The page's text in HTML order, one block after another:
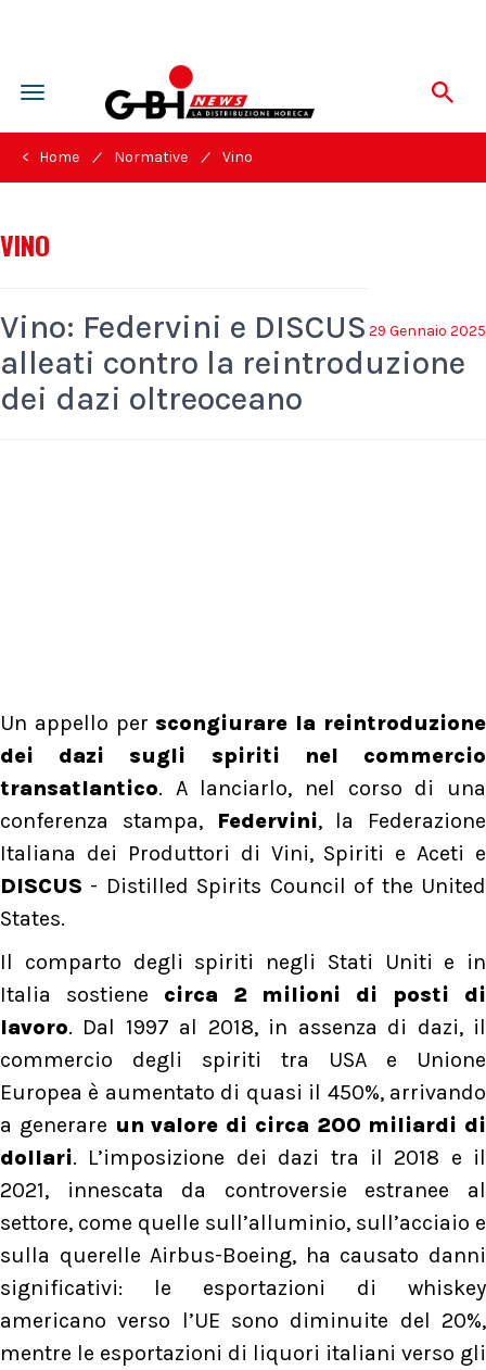
Toggle
navigation
< Home / Normative / Vino
VINO
29 Gennaio 2025
Vino: Federvini e DISCUS
alleati contro la reintroduzione
dei dazi oltreoceano
Un appello per scongiurare la reintroduzione
dei dazi sugli spiriti nel commercio
transatlantico. A lanciarlo, nel corso di una
conferenza stampa,
Federvini, la Federazione
Italiana dei Produttori di Vini, Spiriti e Aceti e
DISCUS - Distilled Spirits Council of the United
States.
Il comparto degli spiriti negli Stati Uniti e in
Italia sostiene circa 2 milioni di posti di
lavoro. Dal 1997 al 2018, in assenza di dazi, il
commercio degli spiriti tra USA e Unione
Europea è aumentato di quasi il 450%, arrivando
a generare un valore di circa 200 miliardi di
dollari. L’imposizione dei dazi tra il 2018 e il
2021, innescata da controversie estranee al
settore, come quelle sull’alluminio, sull’acciaio e
sulla querelle Airbus-Boeing, ha causato danni
significativi: le esportazioni di whiskey
americano verso l’UE sono diminuite del 20%,
mentre le esportazioni di liquori italiani verso gli